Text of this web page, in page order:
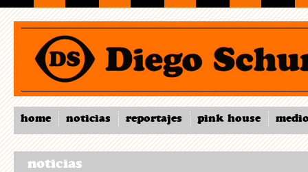
home noticias reportajes pink house
noticias